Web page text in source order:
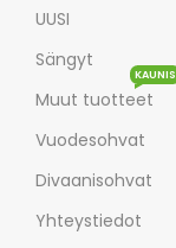
UUSI
Sängyt
Muut tuotteet
KAUNIS
Vuodesohvat
Divaanisohvat
Yhteystiedot